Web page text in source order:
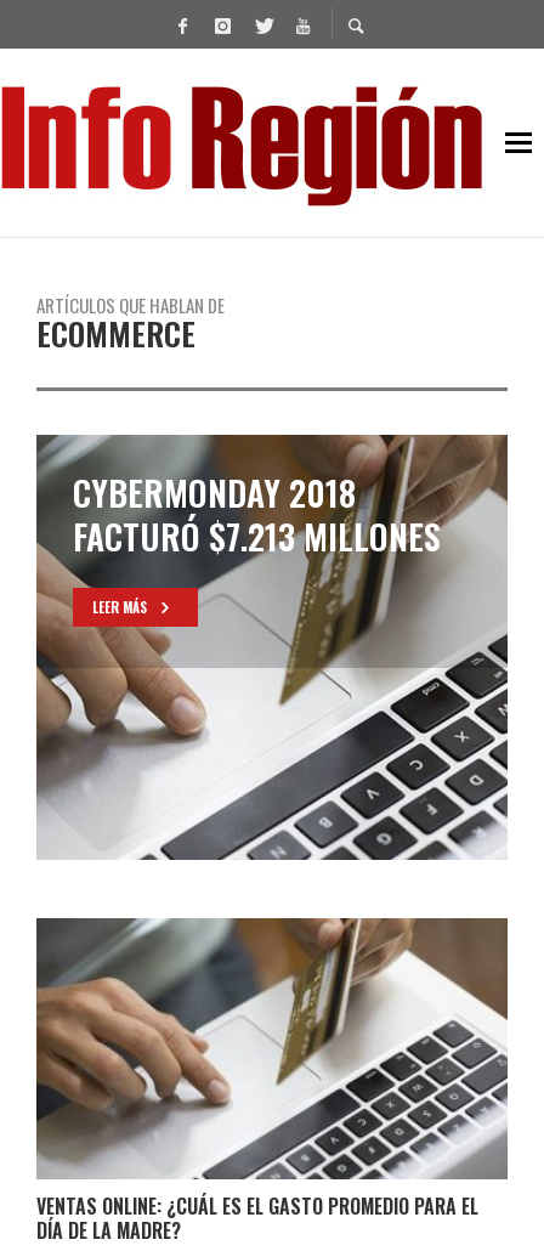
ARTÍCULOS QUE HABLAN DE
ECOMMERCE
CYBERMONDAY 2018
FACTURÓ $7.213 MILLONES
LEER MÁS
VENTAS ONLINE: ¿CUÁL ES EL GASTO PROMEDIO PARA EL
DÍA DE LA MADRE?